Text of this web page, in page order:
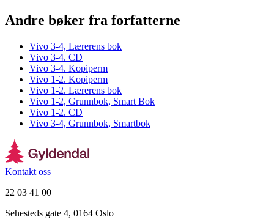
Andre bøker fra forfatterne
Vivo 3-4, Lærerens bok
Vivo 3-4. CD
Vivo 3-4. Kopiperm
Vivo 1-2. Kopiperm
Vivo 1-2. Lærerens bok
Vivo 1-2, Grunnbok, Smart Bok
Vivo 1-2. CD
Vivo 3-4, Grunnbok, Smartbok
Kontakt oss
22 03 41 00
Sehesteds gate 4, 0164 Oslo